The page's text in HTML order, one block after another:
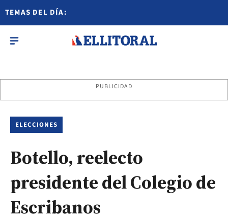
TEMAS DEL DÍA:
PUBLICIDAD
ELECCIONES
Botello, reelecto
presidente del Colegio de
Escribanos